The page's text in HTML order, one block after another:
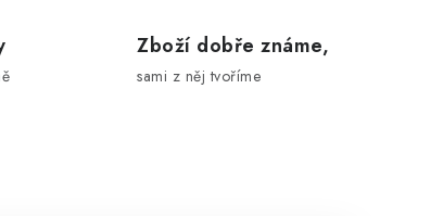
Zboží dobře známe,
sami z něj tvoříme